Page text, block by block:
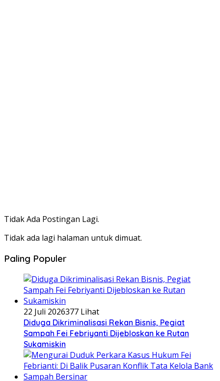
Tidak Ada Postingan Lagi.
Tidak ada lagi halaman untuk dimuat.
Paling Populer
22 Juli 2026377 Lihat
Diduga Dikriminalisasi Rekan Bisnis, Pegiat
Sampah Fei Febriyanti Dijebloskan ke Rutan
Sukamiskin